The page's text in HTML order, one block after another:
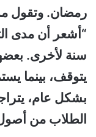
رمضان. وتقول
“أشعر أن مدى
سنة لأخرى.
يتوقف، بينما
بشكل عام،
الطلاب من